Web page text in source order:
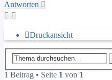
Antworten
Druckansicht
1 Beitrag • Seite 1 von 1